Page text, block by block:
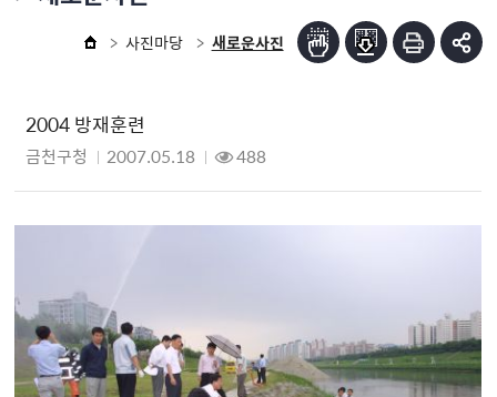
사진마당 새로운사진
2004 방재훈련
금천구청 2007.05.18 488